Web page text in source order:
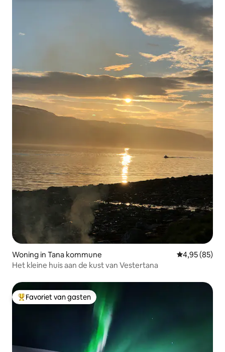
Woning in Tana kommune Gemiddelde
4,95 (85)
Het kleine huis aan de kust van Vestertana
Topfavoriet van gasten
Favoriet van gasten